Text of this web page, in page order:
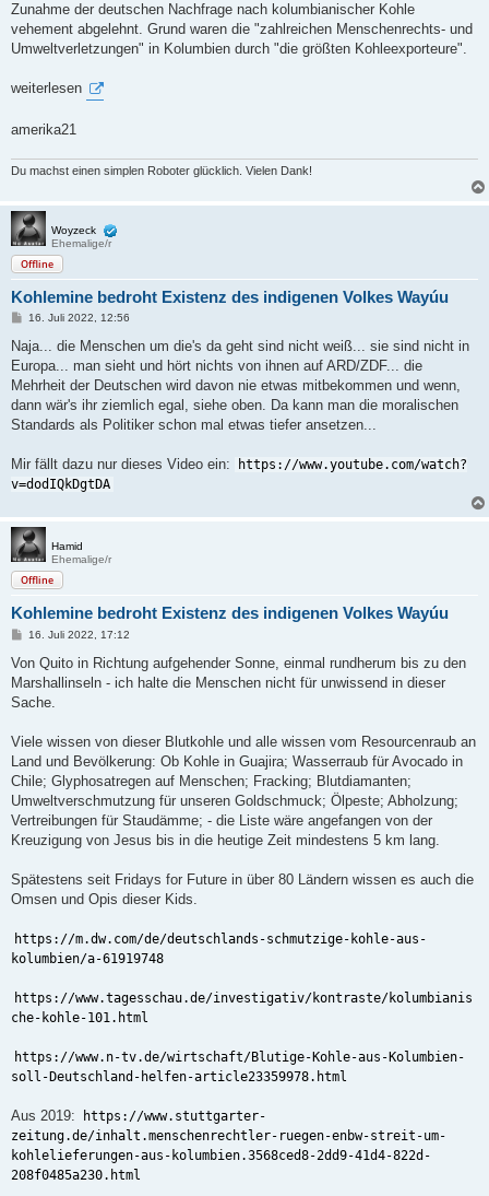
Zunahme der deutschen Nachfrage nach kolumbianischer Kohle
vehement abgelehnt. Grund waren die "zahlreichen Menschenrechts- und
Umweltverletzungen" in Kolumbien durch "die größten Kohleexporteure".
weiterlesen
amerika21
Du machst einen simplen Roboter glücklich. Vielen Dank!
Woyzeck
Ehemalige/r
Offline
Koh­le­mine bedroht Exis­tenz des indi­genen Volkes Wayúu
B
i
r
a
16. Juli 2022, 12:56
Naja... die Menschen um die's da geht sind nicht weiß... sie sind nicht in
Europa... man sieht und hört nichts von ihnen auf ARD/ZDF... die
Mehrheit der Deutschen wird davon nie etwas mitbekommen und wenn,
dann wär's ihr ziemlich egal, siehe oben. Da kann man die moralischen
Standards als Politiker schon mal etwas tiefer ansetzen...
Mir fällt dazu nur dieses Video ein:
https://www.youtube.com/watch?
v=dodIQkDgtDA
Hamid
Ehemalige/r
Offline
Koh­le­mine bedroht Exis­tenz des indi­genen Volkes Wayúu
B
i
r
a
16. Juli 2022, 17:12
Von Quito in Richtung aufgehender Sonne, einmal rundherum bis zu den
Marshallinseln - ich halte die Menschen nicht für unwissend in dieser
Sache.
Viele wissen von dieser Blutkohle und alle wissen vom Resourcenraub an
Land und Bevölkerung: Ob Kohle in Guajira; Wasserraub für Avocado in
Chile; Glyphosatregen auf Menschen; Fracking; Blutdiamanten;
Umweltverschmutzung für unseren Goldschmuck; Ölpeste; Abholzung;
Vertreibungen für Staudämme; - die Liste wäre angefangen von der
Kreuzigung von Jesus bis in die heutige Zeit mindestens 5 km lang.
Spätestens seit Fridays for Future in über 80 Ländern wissen es auch die
Omsen und Opis dieser Kids.
https://m.dw.com/de/deutschlands-schmutzige-kohle-aus-
kolumbien/a-61919748
https://www.tagesschau.de/investigativ/kontraste/kolumbianis
che-kohle-101.html
https://www.n-tv.de/wirtschaft/Blutige-Kohle-aus-Kolumbien-
soll-Deutschland-helfen-article23359978.html
Aus 2019:
https://www.stuttgarter-
zeitung.de/inhalt.menschenrechtler-ruegen-enbw-streit-um-
kohlelieferungen-aus-kolumbien.3568ced8-2dd9-41d4-822d-
208f0485a230.html